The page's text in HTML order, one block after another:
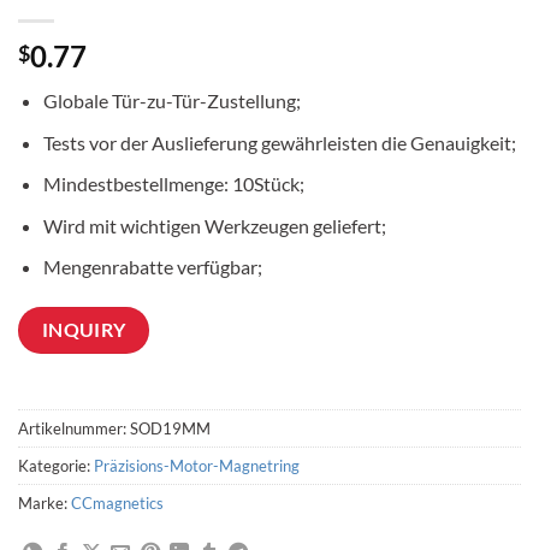
$0.77
Globale Tür-zu-Tür-Zustellung;
Tests vor der Auslieferung gewährleisten die Genauigkeit;
Mindestbestellmenge: 10Stück;
Wird mit wichtigen Werkzeugen geliefert;
Mengenrabatte verfügbar;
INQUIRY
Artikelnummer:SOD19MM
Kategorie: Präzisions-Motor-Magnetring
Marke:CCmagnetics